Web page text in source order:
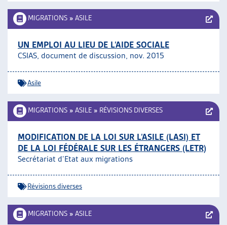
MIGRATIONS » ASILE
UN EMPLOI AU LIEU DE L’AIDE SOCIALE
CSIAS, document de discussion, nov. 2015
Asile
MIGRATIONS » ASILE » RÉVISIONS DIVERSES
MODIFICATION DE LA LOI SUR L’ASILE (LASI) ET
DE LA LOI FÉDÉRALE SUR LES ÉTRANGERS (LETR)
Secrétariat d’Etat aux migrations
Révisions diverses
MIGRATIONS » ASILE